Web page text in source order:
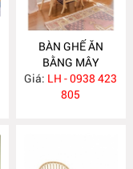
BÀN GHẾ ĂN
BẰNG MÂY
MA724
Giá: LH - 0938 423
805